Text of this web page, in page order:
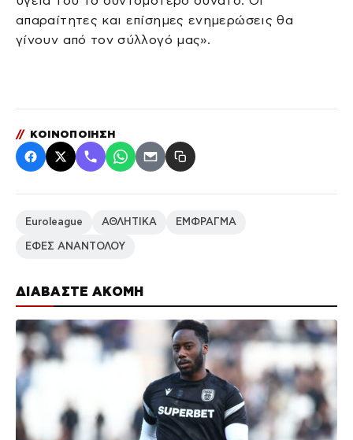
ΔΙΑΒΑΣΤΕ ΑΚΟΜΗ
απαραίτητες και επίσημες ενημερώσεις θα
γίνουν από τον σύλλογό μας».
// ΚΟΙΝΟΠΟΙΗΣΗ
Euroleague ΑΘΛΗΤΙΚΑ ΕΜΦΡΑΓΜΑ
ΕΦΕΣ ΑΝΑΝΤΟΛΟΥ